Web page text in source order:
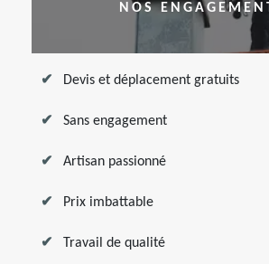
NOS
Devis et déplacement gratuits
Sans engagement
Artisan passionné
Prix imbattable
Travail de qualité